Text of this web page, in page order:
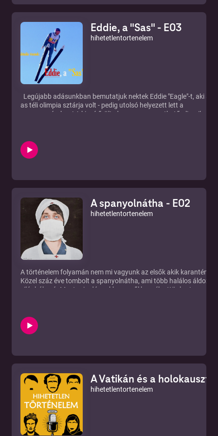
https://hihetetlentortenelem.podbean.com/ E-mail cím:
hihetetlentori@gmail.com Youtube:
https://www.youtube.com/channel/
Facebook: https://www.facebook.com/hihetetlen.tortenelem/
https://open.spotify.com/show/5gS64YQhqqn03maOvOzf5T
együttműködés:hallgatom@betonenetwork.hu
Eddie, a "Sas" - E03
hihetetlentortenelem
Legújabb adásunkban bemutatjuk nektek Eddie "Eagle"-t, aki az
as téli olimpia sztárja volt - pedig utolsó helyezett lett a
versenyszámban! A kissé őrült, de nagyon szerethető olimpikon
a sportban valóban nem a győzelem, hanem a részvétel számít
Források: Eddie Edwards: Eddie The Eagle című könyv Eddie a
film Eric az angolna Knézy Jenő előadásában:
https://www.youtube.com/channel/
Facebook: https://www.facebook.com/hihetetlen.tortenelem/
https://open.spotify.com/show/5gS64YQhqqn03maOvOzf5T
PlayerFm: https://hu.player.fm/series/hihetetlen-tortenelem-
Hirdetés és
együttműködés:hallgatom@betonenetwork.hu
A spanyolnátha - E02
hihetetlentortenelem
A történelem folyamán nem mi vagyunk az elsők akik
Közel száz éve tombolt a spanyolnátha, ami több halálos
világháború. Mostani adásunkban erről beszélgettünk. Laure
http://www.rubicon.hu/magyar/oldalak/
Magyar Nemzet cikke Kosztolányi Dezsőről a spanyolnátha
https://magyarnemzet.hu/kultura/igy-veszelte-at-a-jarvanyt-
Elérhetőségek: Honlap: https://
hihetetlentori@gmail.com Youtube:
https://www.youtube.com/channel/
https://www.facebook.com/hihetetlen.tortenelem/ Spotify:
https://open.spotify.com/show/5gS64YQhqqn03maOvOzf5T
https://hu.player.fm/series/hihetetlen-tortenelem-podcast
együttműködés:hallgatom@betonenetwork.hu
A Vatikán és a holokauszt -
hihetetlentortenelem